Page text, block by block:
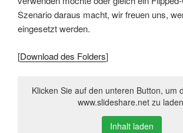
Szenario daraus macht, wir freuen uns,
eingesetzt werden.
[Download des Folders]
Klicken Sie auf den unteren Button, um
www.slideshare.net zu
Inhalt laden